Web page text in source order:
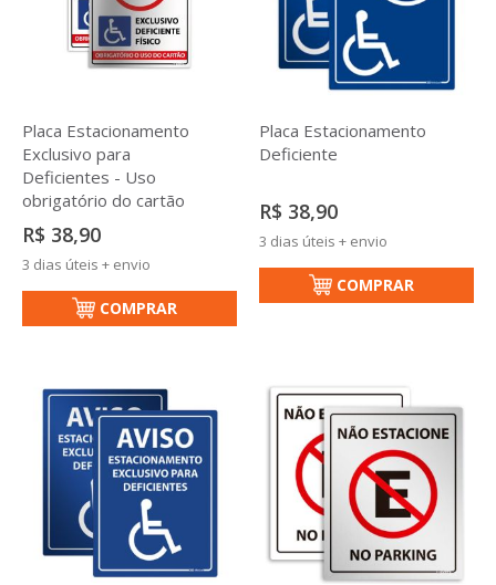
Placa Estacionamento
Exclusivo para
Deficientes - Uso
obrigatório do cartão
R$ 38,90
3 dias úteis + envio
COMPRAR
Placa Estacionamento
Deficiente
R$ 38,90
3 dias úteis + envio
COMPRAR